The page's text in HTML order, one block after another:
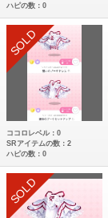
ハピの数：0
SOLD
ココロレベル：0
SRアイテムの数：2
ハピの数：0
SOLD